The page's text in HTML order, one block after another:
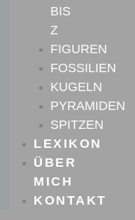
BIS
Z
FIGUREN
FOSSILIEN
KUGELN
PYRAMIDEN
SPITZEN
LEXIKON
ÜBER
MICH
KONTAKT